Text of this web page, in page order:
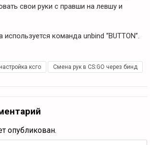
свои руки с правши на левшу и
команда unbind “BUTTON”.
настройка ксго Смена рук в CS:GO через бинд
опубликован.